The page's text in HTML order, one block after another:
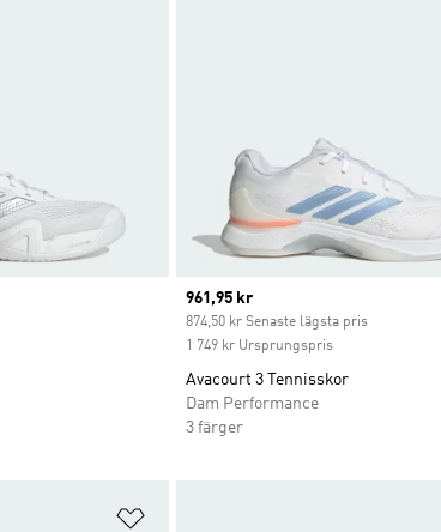
Current price
961,95 kr
874,50 kr Senaste lägsta pris
1 749 kr Ursprungspris
Avacourt 3 Tennisskor
Dam Performance
3 färger